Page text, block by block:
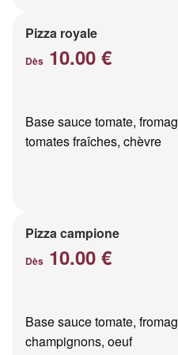
Pizza royale
Dès 10.00 €
Base sauce tomate,
tomates fraîches, chèvre
Pizza campione
Dès 10.00 €
Base sauce tomate,
champignons, oeuf